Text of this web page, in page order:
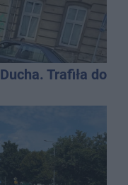
Trafiła do